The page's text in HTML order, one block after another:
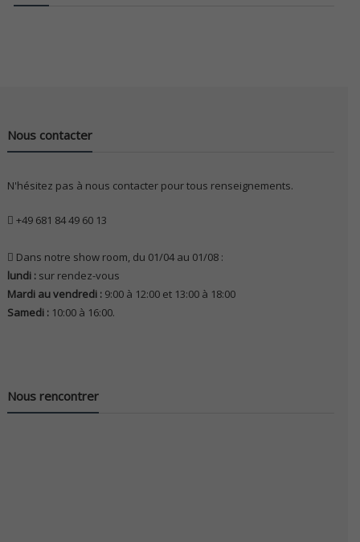
Nous contacter
N'hésitez pas à nous contacter pour tous renseignements.
+49 681 84 49 60 13
Dans notre show room, du 01/04 au 01/08 :
lundi : sur rendez-vous
Mardi au vendredi : 9:00 à 12:00 et 13:00 à 18:00
Samedi : 10:00 à 16:00.
Nous rencontrer